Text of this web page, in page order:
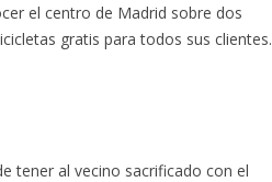
el centro de Madrid sobre dos
gratis para todos sus clientes.
tener al vecino sacrificado con el